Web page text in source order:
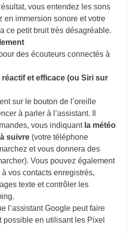
vous entendez les sons
en immersion sonore et votre
ce petit bruit très désagréable.
des écouteurs connectés à
et efficace (ou Siri sur
sur le bouton de l’oreille
à parler à l’assistant. Il
vous indiquant la météo
suivre (votre téléphone
et vous donnera des
Vous pouvez également
vos contacts enregistrés,
texte et contrôler les
l’assistant Google peut faire
possible en utilisant les Pixel